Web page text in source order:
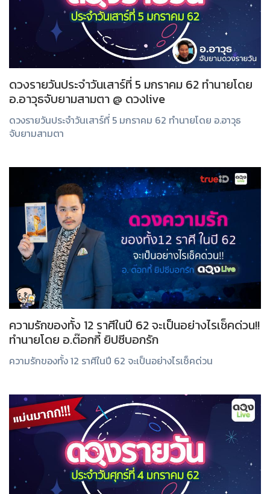
ดวงรายวันประจำวันเสาร์ที่ 5 มกราคม 62 ทำนายโดย
อ.อาวุธจับยามสามตา @ ดวงlive
ดวงรายวันประจำวันเสาร์ที่ 5 มกราคม 62 ทำนายโดย อ.อาวุธ
จับยามสามตา
ความรักของทั้ง 12 ราศีในปี 62 จะเป็นอย่างไรเช็คด่วน!!
ทำนายโดย อ.ต๊อกกี้ ยิปซีบอกรัก
ความรักของทั้ง 12 ราศีในปี 62 จะเป็นอย่างไรเช็คด่วน